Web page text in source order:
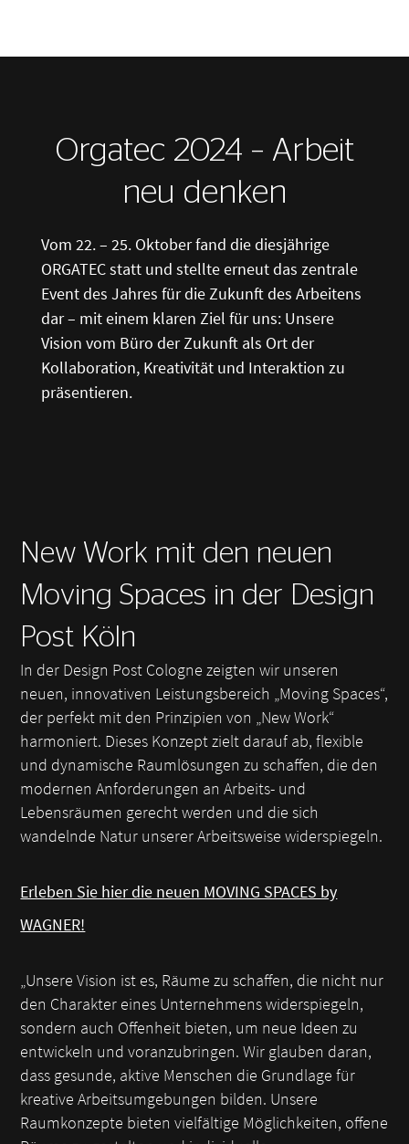
Orgatec 2024 – Arbeit
neu denken
Vom 22. – 25. Oktober fand die diesjährige
ORGATEC statt und stellte erneut das zentrale
Event des Jahres für die Zukunft des Arbeitens
dar – mit einem klaren Ziel für uns: Unsere
Vision vom Büro der Zukunft als Ort der
Kollaboration, Kreativität und Interaktion zu
präsentieren.
New Work mit den neuen
Moving Spaces in der Design
Post Köln
In der Design Post Cologne zeigten wir unseren
neuen, innovativen Leistungsbereich „Moving Spaces“,
der perfekt mit den Prinzipien von „New Work“
harmoniert. Dieses Konzept zielt darauf ab, flexible
und dynamische Raumlösungen zu schaffen, die den
modernen Anforderungen an Arbeits- und
Lebensräumen gerecht werden und die sich
wandelnde Natur unserer Arbeitsweise widerspiegeln.
Erleben Sie hier die neuen MOVING SPACES by
WAGNER!
„Unsere Vision ist es, Räume zu schaffen, die nicht nur
den Charakter eines Unternehmens widerspiegeln,
sondern auch Offenheit bieten, um neue Ideen zu
entwickeln und voranzubringen. Wir glauben daran,
dass gesunde, aktive Menschen die Grundlage für
kreative Arbeitsumgebungen bilden. Unsere
Raumkonzepte bieten vielfältige Möglichkeiten, offene